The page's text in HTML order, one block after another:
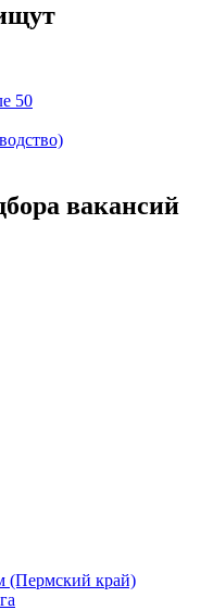
50
вакансий
(Пермский край)